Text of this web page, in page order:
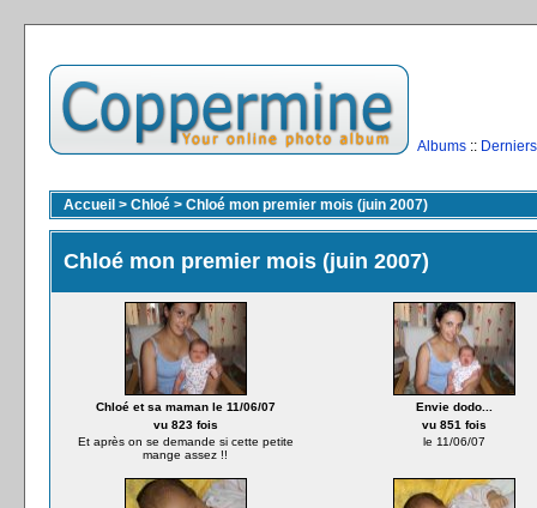
Albums::
Accueil > Chloé > Chloé mon premier mois (juin 2007)
Chloé mon premier mois (juin 2007)
Chloé et sa maman le 11/06/07
vu 823 fois
Et après on se demande si cette petite
mange assez !!
Envie dodo...
vu 851 fois
le 11/06/07